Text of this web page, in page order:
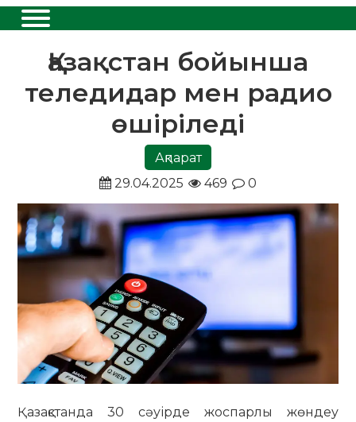
Қазақстан бойынша
теледидар мен радио
өшіріледі
Ақпарат
29.04.2025
469 0
Қазақстанда 30 сәуірде жоспарлы жөндеу